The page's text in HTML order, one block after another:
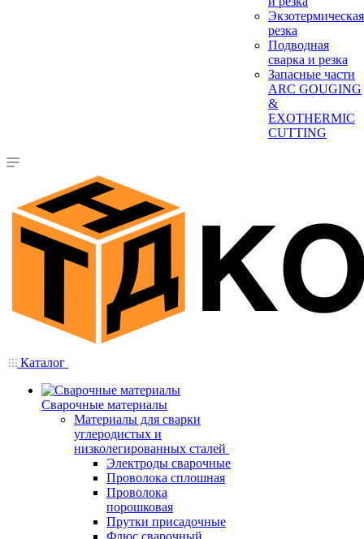
Экзотермическая
резка
Подводная
сварка и резка
Запасные части
ARC GOUGING
&
EXOTHERMIC
CUTTING
Каталог
Сварочные материалы
Материалы для сварки
углеродистых и
низколегированных сталей
Электроды сварочные
Проволока сплошная
Проволока
порошковая
Прутки присадочные
Флюс сварочный